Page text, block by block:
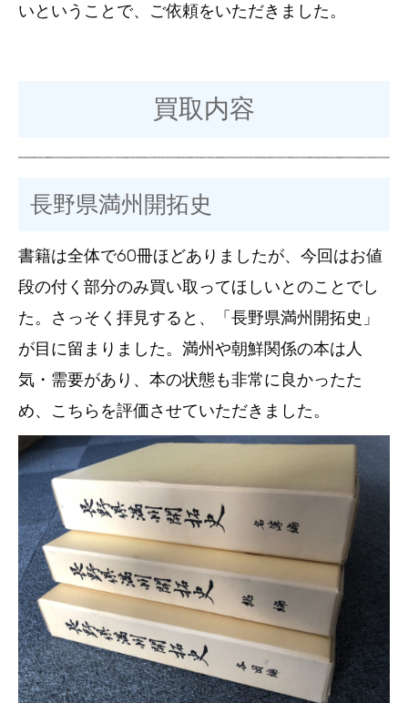
いということで、ご依頼をいただきました。
買取内容
長野県満州開拓史
書籍は全体で60冊ほどありましたが、今回はお値
段の付く部分のみ買い取ってほしいとのことでし
た。さっそく拝見すると、「長野県満州開拓史」
が目に留まりました。満州や朝鮮関係の本は人
気・需要があり、本の状態も非常に良かったた
め、こちらを評価させていただきました。